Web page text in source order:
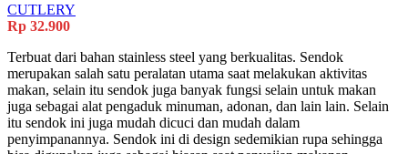
CUTLERY
Rp 32.900
Terbuat dari bahan stainless steel yang berkualitas. Sendok
merupakan salah satu peralatan utama saat melakukan aktivitas
makan, selain itu sendok juga banyak fungsi selain untuk makan
juga sebagai alat pengaduk minuman, adonan, dan lain lain. Selain
itu sendok ini juga mudah dicuci dan mudah dalam
penyimpanannya. Sendok ini di design sedemikian rupa sehingga